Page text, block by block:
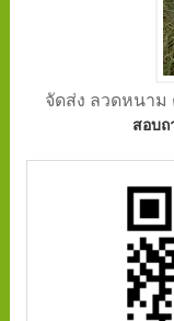
จัดส่ง ลวดหนาม
สอบ